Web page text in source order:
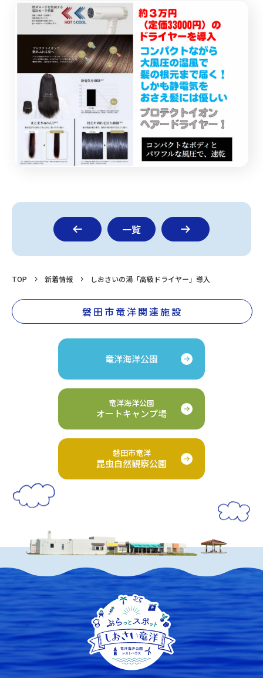
一覧
TOP 新着情報 しおさいの湯「高級ドライヤー」導入
磐田市竜洋関連施設
竜洋海洋公園
竜洋海洋公園
オートキャンプ場
磐田市竜洋
昆虫自然観察公園